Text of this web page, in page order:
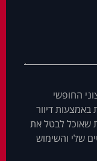
החופשי
באמצעות דיוור
ת שאוכל לבטל את
שלי והשימוש